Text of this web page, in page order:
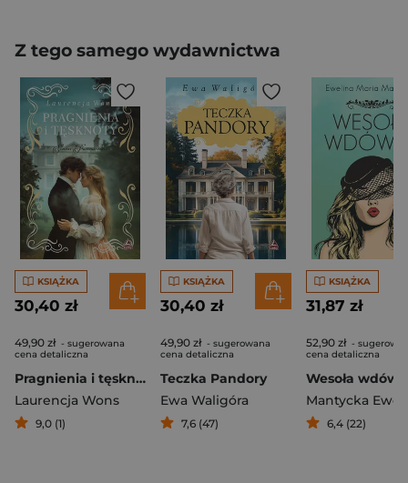
Z tego samego wydawnictwa
KSIĄŻKA
30,40 zł
49,90 zł - sugerowana
cena detaliczna
Pragnienia i tęsknoty. Ścieżki przeznaczenia. Tom 2
Laurencja Wons
9,0 (1)
KSIĄŻKA
30,40 zł
49,90 zł - sugerowana
cena detaliczna
Teczka Pandory
Ewa Waligóra
7,6 (47)
KSIĄŻKA
31,87 zł
52,90 zł -
cena detaliczna
Wesoła
6,4 (22)